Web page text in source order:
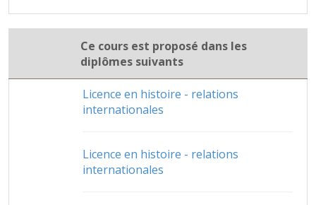
Ce cours est proposé dans les
diplômes suivants
Licence en histoire - relations
internationales
Licence en histoire - relations
internationales